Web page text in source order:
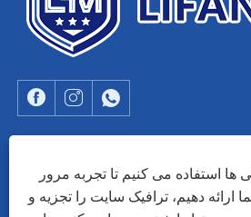
حقوق محفوظ است.
ها استفاده می کنیم تا تجربه مرور
ارائه دهیم، ترافیک سایت را تجزیه و